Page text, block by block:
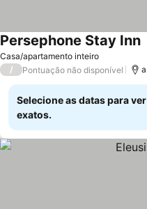
Casa/apartamento inteiro
Persephone Stay Inn
/ Pontuação não disponível
Selecione as datas para
exatos.